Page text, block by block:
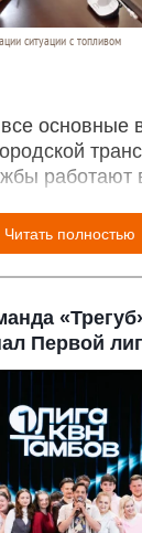
ситуации с топливом
основные
работают
Читать полностью
Первой